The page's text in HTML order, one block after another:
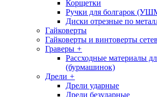
Корщетки
Ручки для болгарок
Диски отрезные по
Гайковерты
Гайковерты и винтоверты
Граверы +
Рассходные материалы
(бурмашинок)
Дрели +
Дрели ударные
Дрели безударные